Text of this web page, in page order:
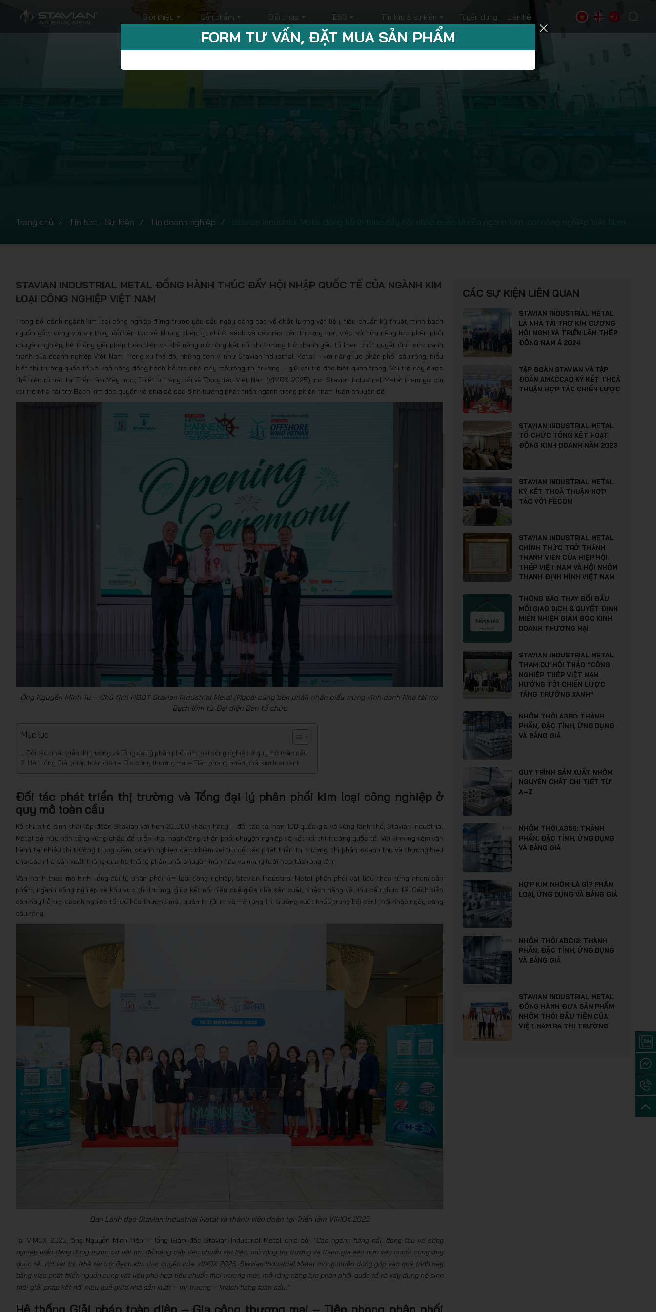
Giới thiệu Sản phẩm Giải pháp ESG Tin tức & sự kiện Tuyển dụng Liên hệ
Trang chủ Tin tức - Sự kiện Tin doanh nghiệp
STAVIAN INDUSTRIAL METAL ĐỒNG HÀNH THÚC ĐẨY HỘI NHẬP QUỐC TẾ CỦA NGÀNH KIM
LOẠI CÔNG NGHIỆP VIỆT NAM
Trong bối cảnh ngành kim loại công nghiệp đứng trước yêu cầu ngày càng cao về chất lượng vật liệu, tiêu chuẩn kỹ thuật, minh bạch
nguồn gốc; cùng với sự thay đổi liên tục về khung pháp lý, chính sách và các rào cản thương mại, việc sở hữu năng lực phân phối
chuyên nghiệp, hệ thống giải pháp toàn diện và khả năng mở rộng kết nối thị trường trở thành yếu tố then chốt quyết định sức cạnh
tranh của doanh nghiệp Việt Nam. Trong xu thế đó, những đơn vị như Stavian Industrial Metal – với năng lực phân phối sâu rộng, hiểu
biết thị trường quốc tế và khả năng đồng hành hỗ trợ nhà máy mở rộng thị trường – giữ vai trò đặc biệt quan trọng. Vai trò này được
thể hiện rõ nét tại Triển lãm Máy móc, Thiết bị Hàng hải và Đóng tàu Việt Nam (VIMOX 2025), nơi Stavian Industrial Metal tham gia với
vai trò Nhà tài trợ Bạch kim độc quyền và chia sẻ các định hướng phát triển ngành trong phiên tham luận chuyên đề.
Ông Nguyễn Minh Tú – Chủ tịch HĐQT Stavian Industrial Metal (Ngoài cùng bên phải) nhận biểu trưng vinh danh Nhà tài trợ
Bạch Kim từ Đại diện Ban tổ chức
Mục lục
Đối tác phát triển thị trường và Tổng đại lý phân phối kim loại công nghiệp ở quy mô toàn cầu
Hệ thống Giải pháp toàn diện – Gia công thương mại – Tiên phong phân phối kim loại xanh
Đối tác phát triển thị trường và Tổng đại lý phân phối kim loại công nghiệp ở
quy mô toàn cầu
Kế thừa hệ sinh thái Tập đoàn Stavian với hơn 20.000 khách hàng – đối tác tại hơn 100 quốc gia và vùng lãnh thổ, Stavian Industrial
Metal sở hữu nền tảng vững chắc để triển khai hoạt động phân phối chuyên nghiệp và kết nối thị trường quốc tế. Với kinh nghiệm vận
hành tại nhiều thị trường trọng điểm, doanh nghiệp đảm nhiệm vai trò đối tác phát triển thị trường, thị phần, doanh thu và thương hiệu
cho các nhà sản xuất thông qua hệ thống phân phối chuyên môn hóa và mạng lưới hợp tác rộng lớn.
Vận hành theo mô hình Tổng đại lý phân phối kim loại công nghiệp, Stavian Industrial Metal phân phối vật liệu theo từng nhóm sản
phẩm, ngành công nghiệp và khu vực thị trường, giúp kết nối hiệu quả giữa nhà sản xuất, khách hàng và nhu cầu thực tế. Cách tiếp
cận này hỗ trợ doanh nghiệp tối ưu hóa thương mại, quản trị rủi ro và mở rộng thị trường xuất khẩu trong bối cảnh hội nhập ngày càng
sâu rộng.
Ban Lãnh đạo Stavian Industrial Metal và thành viên đoàn tại Triển lãm VIMOX 2025
Tại VIMOX 2025, ông Nguyễn Minh Tiệp – Tổng Giám đốc Stavian Industrial Metal chia sẻ: “Các ngành hàng hải, đóng tàu và công
nghiệp biển đang đứng trước cơ hội lớn để nâng cấp tiêu chuẩn vật liệu, mở rộng thị trường và tham gia sâu hơn vào chuỗi cung ứng
quốc tế. Với vai trò Nhà tài trợ Bạch kim độc quyền của VIMOX 2025, Stavian Industrial Metal mong muốn đóng góp vào quá trình này
bằng việc phát triển nguồn cung vật liệu phù hợp tiêu chuẩn môi trường mới, mở rộng năng lực phân phối quốc tế và xây dựng hệ sinh
thái giải pháp kết nối hiệu quả giữa nhà sản xuất – thị trường – khách hàng toàn cầu.”
Hệ thống Giải pháp toàn diện – Gia công thương mại – Tiên phong phân phối
CÁC SỰ KIỆN LIÊN QUAN
STAVIAN INDUSTRIAL METAL
LÀ NHÀ TÀI TRỢ KIM CƯƠNG
HỘI NGHỊ VÀ TRIỂN LÃM THÉP
ĐÔNG NAM Á 2024
TẬP ĐOÀN STAVIAN VÀ TẬP
ĐOÀN AMACCAO KÝ KẾT THOẢ
THUẬN HỢP TÁC CHIẾN LƯỢC
STAVIAN INDUSTRIAL METAL
TỔ CHỨC TỔNG KẾT HOẠT
ĐỘNG KINH DOANH NĂM 2023
STAVIAN INDUSTRIAL METAL
KÝ KẾT THOẢ THUẬN HỢP
TÁC VỚI FECON
STAVIAN INDUSTRIAL METAL
CHÍNH THỨC TRỞ THÀNH
THÀNH VIÊN CỦA HIỆP HỘI
THÉP VIỆT NAM VÀ HỘI NHÔM
THANH ĐỊNH HÌNH VIỆT NAM
THÔNG BÁO THAY ĐỔI ĐẦU
MỐI GIAO DỊCH & QUYẾT ĐỊNH
MIỄN NHIỆM GIÁM ĐỐC KINH
DOANH THƯƠNG MẠI
STAVIAN INDUSTRIAL METAL
THAM DỰ HỘI THẢO “CÔNG
NGHIỆP THÉP VIỆT NAM
HƯỚNG TỚI CHIẾN LƯỢC
TĂNG TRƯỞNG XANH”
NHÔM THỎI A380: THÀNH
PHẦN, ĐẶC TÍNH, ỨNG DỤNG
VÀ BẢNG GIÁ
QUY TRÌNH SẢN XUẤT NHÔM
NGUYÊN CHẤT CHI TIẾT TỪ
A–Z
NHÔM THỎI A356: THÀNH
PHẦN, ĐẶC TÍNH, ỨNG DỤNG
VÀ BẢNG GIÁ
HỢP KIM NHÔM LÀ GÌ? PHÂN
LOẠI, ỨNG DỤNG VÀ BẢNG GIÁ
NHÔM THỎI ADC12: THÀNH
PHẦN, ĐẶC TÍNH, ỨNG DỤNG
VÀ BẢNG GIÁ
STAVIAN INDUSTRIAL METAL
ĐỒNG HÀNH ĐƯA SẢN PHẨM
NHÔM THỎI ĐẦU TIÊN CỦA
VIỆT NAM RA THỊ TRƯỜNG
FORM TƯ VẤN, ĐẶT MUA SẢN PHẨM